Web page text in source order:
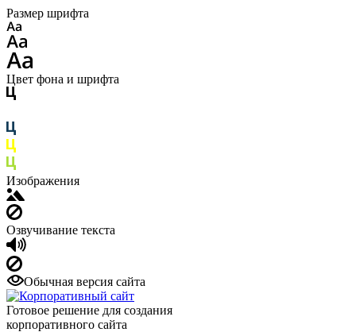
Размер шрифта
Цвет фона и шрифта
Изображения
Озвучивание текста
Обычная версия сайта
Готовое решение для создания
корпоративного сайта